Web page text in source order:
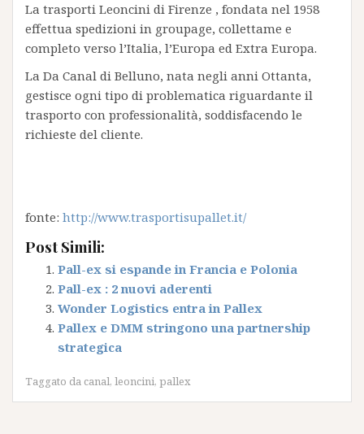
La trasporti Leoncini di Firenze , fondata nel 1958
effettua spedizioni in groupage, collettame e
completo verso l’Italia, l’Europa ed Extra Europa.
La Da Canal di Belluno, nata negli anni Ottanta,
gestisce ogni tipo di problematica riguardante il
trasporto con professionalità, soddisfacendo le
richieste del cliente.
fonte: http://www.trasportisupallet.it/
Post Simili:
Pall-ex si espande in Francia e Polonia
Pall-ex : 2 nuovi aderenti
Wonder Logistics entra in Pallex
Pallex e DMM stringono una partnership
strategica
Taggato da canal, leoncini, pallex